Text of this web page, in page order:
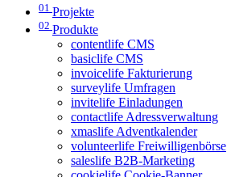
01 Projekte
02 Produkte
contentlife CMS
basiclife CMS
invoicelife Fakturierung
surveylife Umfragen
invitelife Einladungen
contactlife Adressverwaltung
xmaslife Adventkalender
volunteerlife Freiwilligenbörse
saleslife B2B-Marketing